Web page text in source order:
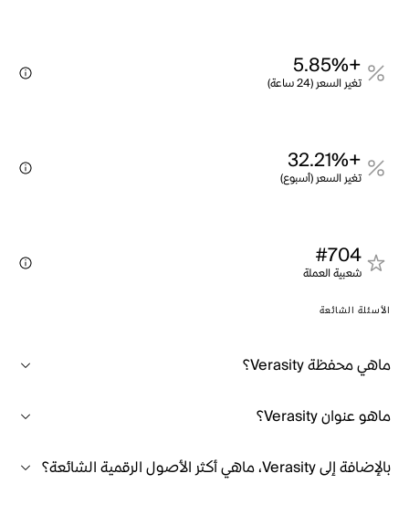
+5.85%
تغير السعر (24 ساعة)
+32.21%
تغير السعر (أسبوع)
#704
شعبية العملة
الأسئلة الشائعة
ماهي محفظة Verasity؟
ماهو عنوان Verasity؟
بالإضافة إلى Verasity، ماهي أكثر الأصول الرقمية الشائعة؟